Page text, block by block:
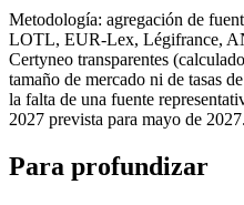
Metodología: agregación de
LOTL, EUR-Lex, Légifrance,
Certyneo transparentes
tamaño de mercado ni de tasas
la falta de una fuente
2027 prevista para mayo de 2027.
Para profundizar